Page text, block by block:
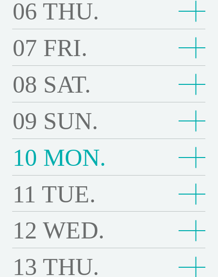
:
4
K
R
e
s
t
o
r
a
t
r
y
l
K
R
e
s
t
o
r
a
t
i
n
y
e
e
f
W
i
l
d
G
e
e
s
e
K
v
s
a
e
r
s
h
a
'
s
i
a
4
r
o
）
h
e
T
e
m
e
W
G
s
e
K
v
e
r
數
復
T
h
D
u
l
-
I
c
e
F
l
w
e
l
e
g
a
n
t
B
e
s
i
）
L
a
L
a
L
a
n
d
的
影
詩
：
生
活
不
在
他
方
P
o
r
Third floor
世
界
的
主
人
T
h
e
W
e
世界的主人 The World of Love
16:30
Third floor
安
詳
4
復
g
t
a
安詳之獸 4K修復 Elegant Beast 4K version）
19:00
壞
痞
4
K
復
版
M
a
u
v
a
s
s
n
g
壞痞子4K修復版 Mauvais sang
14:00
香
巴
拉
物
語
S
h
a
m
h
a
香巴拉物語 Shambhala Story
16:30
Third floor
雁
之
寺
4
K
修
n）
19:00
06 THU.
未
來
I
R
I
未來 MIRAI
14:00
魯
冰
花
（
數
位
修
復
版
T
h
魯冰花（數位修復版）The Dull-Ice Flower
16:40
Third floor
幕
末
太
陽
傳
n
19:00
Third floor
07 FRI.
明
日
過
客
s
t
N
i
g
h
t
i
n
明日的過客 Last Night in Taipei
14:00
蜂
蜜
之
夏
T
h
e
W
o
d
e
蜂蜜之夏 The Wonders
16:30
Third floor
世
界
主
人
e
19:00
08 SAT.
洲
崎
園
赤
號
S
u
z
a
k
i
P
洲崎樂園 赤信號 Suzaki Paradise: Red Light
14:00
扶
桑
花
女
孩
4
K
修
復
扶桑花女孩 4K修復 HULA GIRLS 4K Restoration
16:30
Third floor
樂
來
越
愛
你
樂來越愛你 La La Land
19:00
Third floor
09 SUN.
幕
末
陽
傳
n
i
n
t
幕末太陽傳 Sun in the Last Days of the Shogunate
14:00
藝
妓
日
記
4
K
修
藝妓日記 4K修復 A Geisha's Diary 4K version）
16:30
Third floor
魯
冰
花
魯冰花（數位修復版）The Dull-Ice Flower
19:00
Third floor
10 MON.
11 TUE.
未來 MIRAI
14:00
16:40
12WED.
阿嘉莎的四季 Agatha's Almanac
14:00
13 THU.